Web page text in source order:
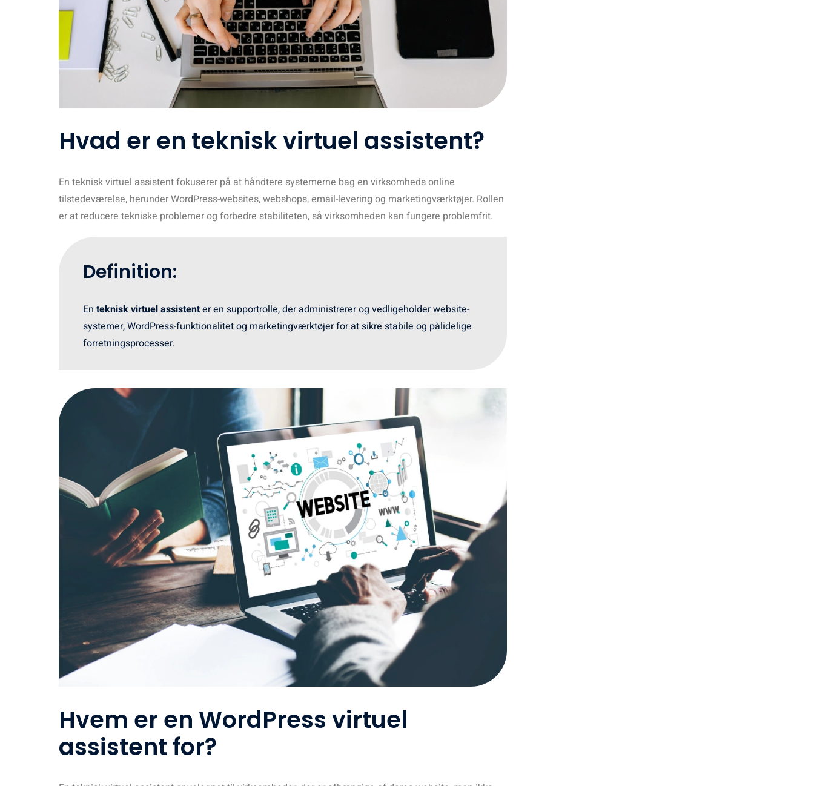
Hvad er en teknisk virtuel assistent?
En teknisk virtuel assistent fokuserer på at håndtere systemerne bag en virksomheds online
tilstedeværelse, herunder WordPress-websites, webshops, email-levering og marketingværktøjer. Rollen
er at reducere tekniske problemer og forbedre stabiliteten, så virksomheden kan fungere problemfrit.
Definition:
En teknisk virtuel assistenter en supportrolle, der administrerer og vedligeholder website-
systemer, WordPress-funktionalitet og marketingværktøjer for at sikre stabile og pålidelige
forretningsprocesser.
Hvem er en WordPress virtuel
assistent for?